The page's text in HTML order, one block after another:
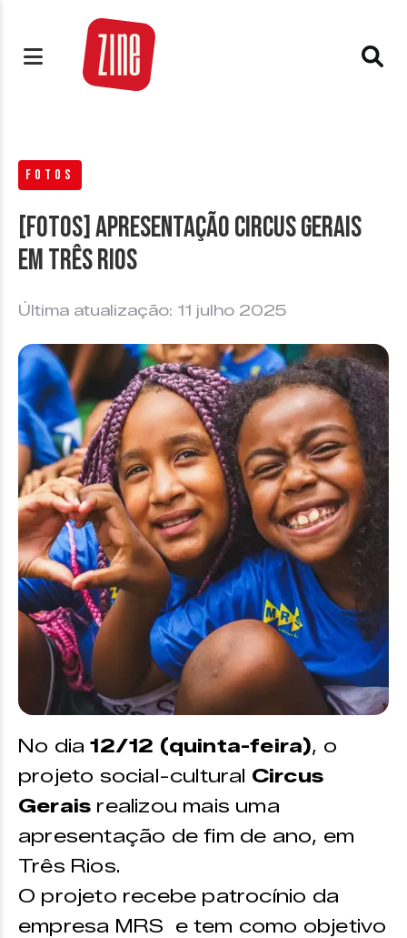
FOTOS
[FOTOS] Apresentação Circus Gerais
em Três Rios
Última atualização: 11 julho 2025
No dia12/12 (quinta-feira), o
projeto social-cultural Circus
Gerais realizou mais uma
apresentação de fim de ano, em
Três Rios.
O projeto recebe patrocínio da
empresa MRS e tem como objetivo